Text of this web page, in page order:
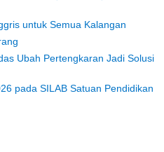
untuk Semua Kalangan
Ubah Pertengkaran Jadi Solusi
pada SILAB Satuan Pendidikan